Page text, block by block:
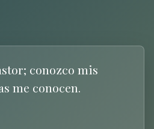
conozco mis
me conocen.